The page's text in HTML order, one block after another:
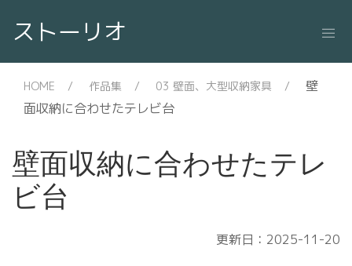
ストーリオ
HOME 作品集 03 壁面、大型収納家具
壁
面収納に合わせたテレビ台
壁面収納に合わせたテレ
ビ台
更新日：2025-11-20